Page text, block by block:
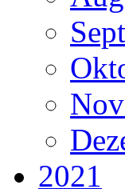
2021